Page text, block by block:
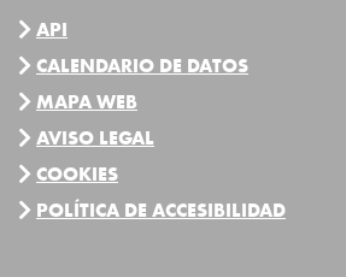
API
CALENDARIO DE DATOS
MAPA WEB
AVISO LEGAL
COOKIES
POLÍTICA DE ACCESIBILIDAD